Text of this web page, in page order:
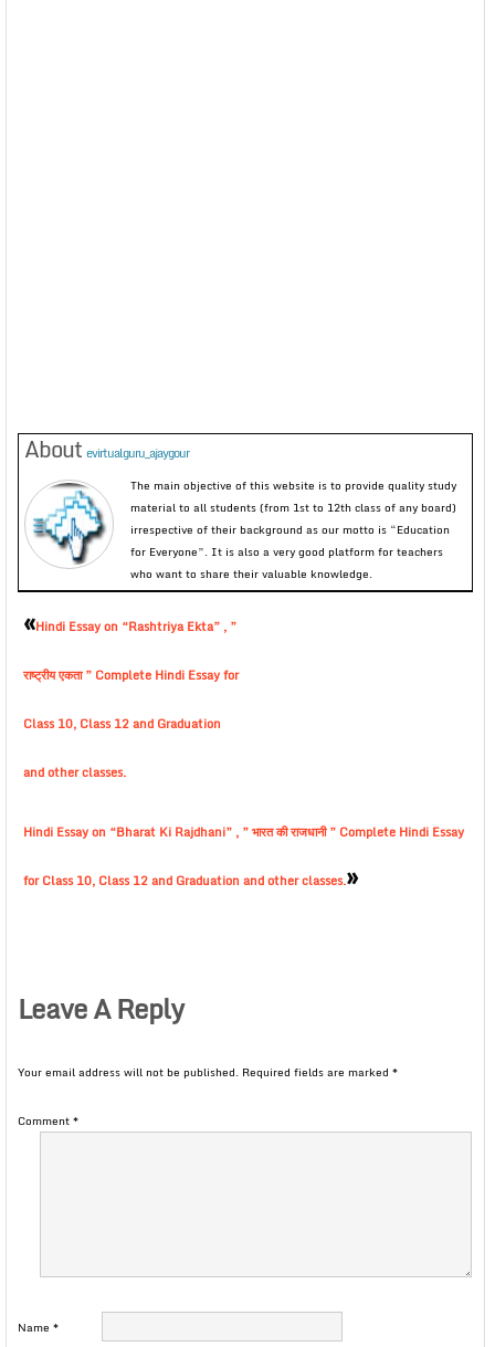
About evirtualguru_ajaygour
The main objective of this website is to provide quality study
material to all students (from 1st to 12th class of any board)
irrespective of their background as our motto is “Education
for Everyone”. It is also a very good platform for teachers
who want to share their valuable knowledge.
«Hindi Essay on “Rashtriya Ekta” , ”
राष्ट्रीय एकता ” Complete Hindi Essay for
Class 10, Class 12 and Graduation
and other classes.
Hindi Essay on “Bharat Ki Rajdhani” , ” भारत की राजधानी ” Complete Hindi Essay
for Class 10, Class 12 and Graduation and other classes.»
Leave A Reply
Your email address will not be published. Required fields are marked *
Comment*
Name *